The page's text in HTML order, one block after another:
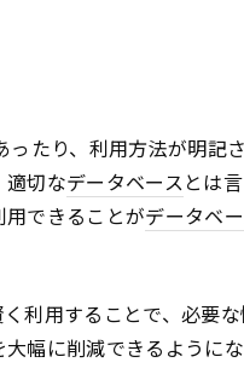
たり、利用方法が明記
適切なデータベースとは
できることがデータベ
利用することで、必要
幅に削減できるようにな